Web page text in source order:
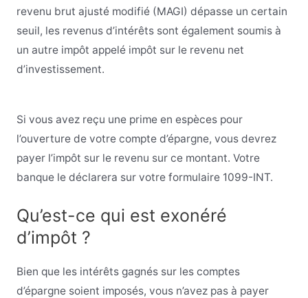
revenu brut ajusté modifié (MAGI) dépasse un certain
seuil, les revenus d’intérêts sont également soumis à
un autre impôt appelé impôt sur le revenu net
d’investissement.
Si vous avez reçu une prime en espèces pour
l’ouverture de votre compte d’épargne, vous devrez
payer l’impôt sur le revenu sur ce montant. Votre
banque le déclarera sur votre formulaire 1099-INT.
Qu’est-ce qui est exonéré
d’impôt ?
Bien que les intérêts gagnés sur les comptes
d’épargne soient imposés, vous n’avez pas à payer